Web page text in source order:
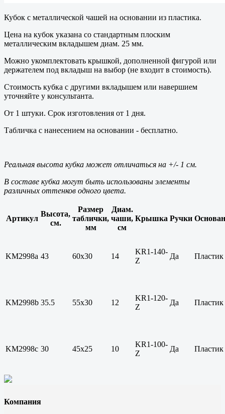
Кубок с металлической чашей на основании из пластика.
Цена на кубок указана со стандартным плоским
металлическим вкладышем диам. 25 мм.
Можно укомплектовать крышкой, дополненной фигурой или
держателем под вкладыш на выбор (не входит в стоимость).
Стоимость кубка с другими вкладышем или навершием
уточняйте у консультанта.
От 1 штуки. Срок изготовления от 1 дня.
Табличка с нанесением на основании - бесплатно.
Реальная высота кубка может отличаться на +/- 1 см.
В составе кубка могут быть использованы элементы
различных оттенков одного цвета.
Артикул
Высота,
см.
Размер
таблички,
мм
Диам.
чаши,
см
Крышка Ручки
KM2998a 43 60х30 14
KR1-140-
Z
Да Пластик
KM2998b 35.5 55х30 12
KR1-120-
Z
Да Пластик
KM2998c 30 45х25 10
KR1-100-
Z
Да Пластик
Компания